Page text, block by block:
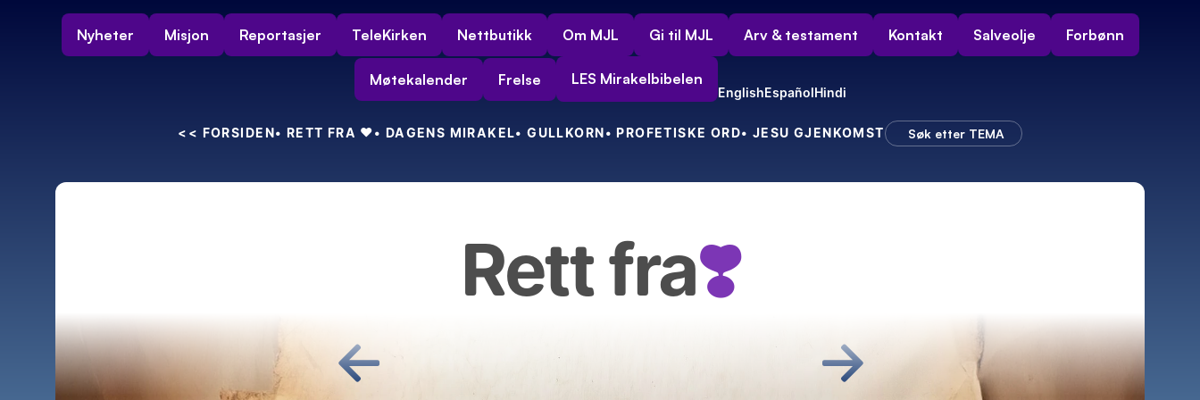
Nyheter Misjon Reportasjer TeleKirken Nettbutikk Om MJL Gi til MJL Arv & testament Kontakt Salveolje Forbønn
Møtekalender Frelse LES Mirakelbibelen
EnglishEspañolHindi
<< FORSIDEN• RETT FRA ❤️• DAGENS MIRAKEL• GULLKORN• PROFETISKE ORD• JESU GJENKOMST Søk etter TEMA
Rett fra❣️
← →